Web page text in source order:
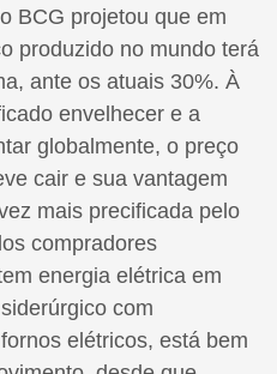
BCG projetou que em
produzido no mundo terá
ante os atuais 30%. À
envelhecer e a
globalmente, o preço
cair e sua vantagem
mais precificada pelo
compradores
energia elétrica em
com
elétricos, está bem